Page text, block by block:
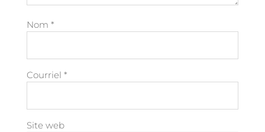
Nom *
Courriel *
Site web